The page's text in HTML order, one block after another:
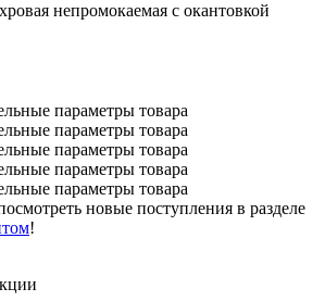
непромокаемая с окантовкой
параметры товара
параметры товара
параметры товара
параметры товара
параметры товара
новые поступления в разделе
!